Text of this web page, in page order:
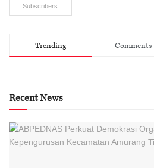
Subscribers
Trending Comments
Recent News